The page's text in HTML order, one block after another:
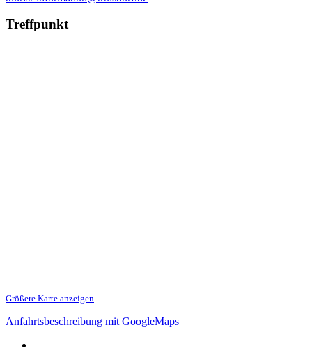
Treffpunkt
Größere Karte anzeigen
Anfahrtsbeschreibung mit GoogleMaps